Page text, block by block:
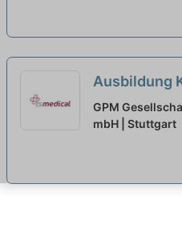
Ausbildung
GPM
mbH | Stuttgart